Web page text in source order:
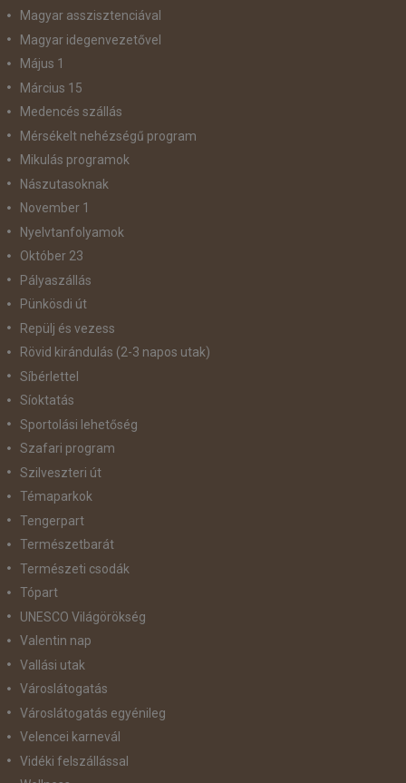
Magyar asszisztenciával
Magyar idegenvezetővel
Május 1
Március 15
Medencés szállás
Mérsékelt nehézségű program
Mikulás programok
Nászutasoknak
November 1
Nyelvtanfolyamok
Október 23
Pályaszállás
Pünkösdi út
Repülj és vezess
Rövid kirándulás (2-3 napos utak)
Síbérlettel
Síoktatás
Sportolási lehetőség
Szafari program
Szilveszteri út
Témaparkok
Tengerpart
Természetbarát
Természeti csodák
Tópart
UNESCO Világörökség
Valentin nap
Vallási utak
Városlátogatás
Városlátogatás egyénileg
Velencei karnevál
Vidéki felszállással